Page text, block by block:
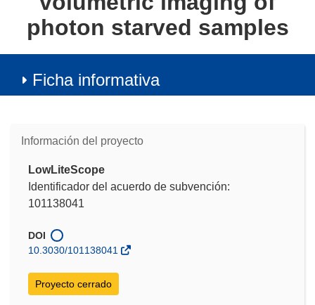
photon starved samples
Ficha informativa
Información del proyecto
LowLiteScope
Identificador del acuerdo de subvención:
101138041
DOI
10.3030/101138041
Proyecto cerrado